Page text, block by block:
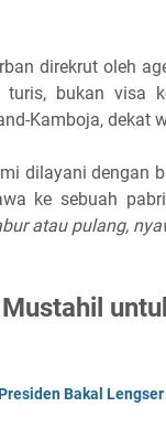
direkrut oleh
bukan visa
Kamboja, dekat
dilayani dengan
ke sebuah
atau pulang,
Bakal